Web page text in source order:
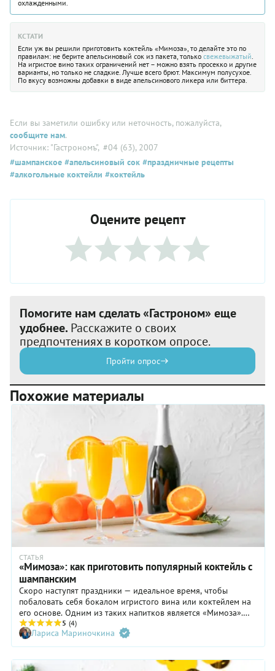
охлажденными.
КСТАТИ
Если уж вы решили приготовить коктейль «Мимоза», то делайте это по
правилам: не берите апельсиновый сок из пакета, только свежевыжатый
На игристое вино таких ограничений нет – можно взять просекко и другие
варианты, но только не сладкие. Лучше всего брют. Максимум полусухое.
По вкусу возможны добавки в виде апельсинового ликера или биттера.
Если вы заметили ошибку или неточность, пожалуйста,
сообщите нам.
Источник: "Гастрономъ", #04 (63), 2007
#шампанское #апельсиновый сок #праздничные рецепты
#алкогольные коктейли #коктейль
Оцените рецепт
Помогите нам сделать «Гастроном» еще
удобнее. Расскажите о своих
предпочтениях в коротком опросе.
Пройти опрос
Похожие материалы
СТАТЬЯ
«Мимоза»: как приготовить популярный коктейль с
шампанским
Скоро наступят праздники — идеальное время, чтобы
побаловать себя бокалом игристого вина или коктейлем на
его основе. Одним из таких напитков является «Мимоза».
Советуем научиться готовить его до того, как прозвучит бой
курантов.
5 (4)
Лариса Мариночкина